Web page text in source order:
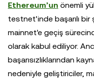
Ethereum’un önemli
testnet'inde başarılı
mainnet'e geçiş
olarak kabul ediliyor.
başarısızlıklarından
nedeniyle geliştiriciler,